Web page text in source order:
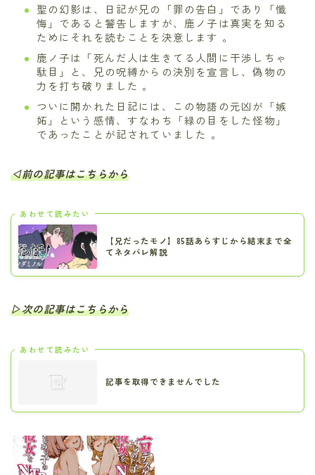
聖の幻影は、日記が兄の「罪の告白」であり「懺
悔」であると警告しますが、鹿ノ子は真実を知る
ためにそれを読むことを決意します 。
鹿ノ子は「死んだ人は生きてる人間に干渉しちゃ
駄目」と、兄の呪縛からの決別を宣言し、偽物の
力を打ち破りました 。
ついに開かれた日記には、この物語の元凶が「嫉
妬」という感情、すなわち「緑の目をした怪物」
であったことが記されていました 。
◁前の記事はこちらから
あわせて読みたい
【兄だったモノ】85話あらすじから結末まで全
てネタバレ解説
▷次の記事はこちらから
あわせて読みたい
記事を取得できませんでした